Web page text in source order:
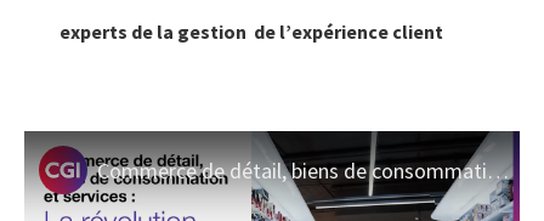
experts de la gestion de l’expérience client
Commerce de détail, biens de consommation et services I Perspectives sectorielles de CGI